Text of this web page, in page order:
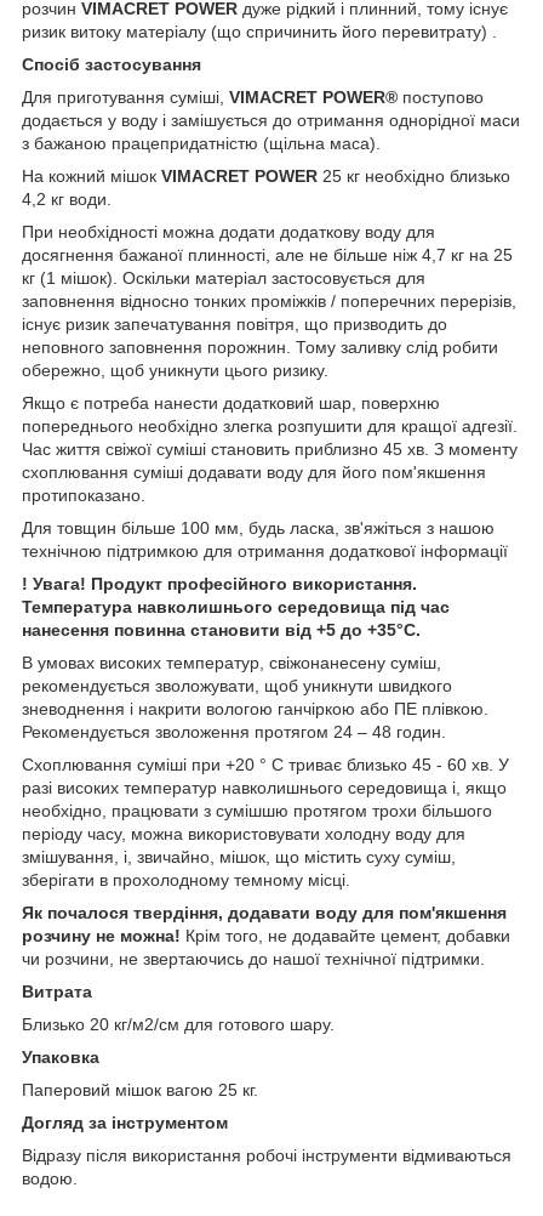
розчин VIMACRET POWER дуже рідкий і плинний, тому існує
ризик витоку матеріалу (що спричинить його перевитрату) .
Спосіб застосування
Для приготування суміші, VIMACRET POWER® поступово
додається у воду і замішується до отримання однорідної маси
з бажаною працепридатністю (щільна маса).
На кожний мішок VIMACRET POWER 25 кг необхідно близько
4,2 кг води.
При необхідності можна додати додаткову воду для
досягнення бажаної плинності, але не більше ніж 4,7 кг на 25
кг (1 мішок). Оскільки матеріал застосовується для
заповнення відносно тонких проміжків / поперечних перерізів,
існує ризик запечатування повітря, що призводить до
неповного заповнення порожнин. Тому заливку слід робити
обережно, щоб уникнути цього ризику.
Якщо є потреба нанести додатковий шар, поверхню
попереднього необхідно злегка розпушити для кращої адгезії.
Час життя свіжої суміші становить приблизно 45 хв. З моменту
схоплювання суміші додавати воду для його пом'якшення
протипоказано.
Для товщин більше 100 мм, будь ласка, зв'яжіться з нашою
технічною підтримкою для отримання додаткової інформації
! Увага! Продукт професійного використання.
Температура навколишнього середовища під час
нанесення повинна становити від +5 до +35°C.
В умовах високих температур, свіжонанесену суміш,
рекомендується зволожувати, щоб уникнути швидкого
зневоднення і накрити вологою ганчіркою або ПЕ плівкою.
Рекомендується зволоження протягом 24 – 48 годин.
Схоплювання суміші при +20 ° C триває близько 45 - 60 хв. У
разі високих температур навколишнього середовища і, якщо
необхідно, працювати з сумішшю протягом трохи більшого
періоду часу, можна використовувати холодну воду для
змішування, і, звичайно, мішок, що містить суху суміш,
зберігати в прохолодному темному місці.
Як почалося твердіння, додавати воду для пом'якшення
розчину не можна! Крім того, не додавайте цемент, добавки
чи розчини, не звертаючись до нашої технічної підтримки.
Витрата
Близько 20 кг/м2/см для готового шару.
Упаковка
Паперовий мішок вагою 25 кг.
Догляд за інструментом
Відразу після використання робочі інструменти відмиваються
водою.